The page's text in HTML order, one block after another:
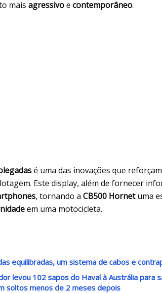
mais agressivoe contemporâneo.
é uma das inovações que
Este display, além de fornecer
, tornando a CB500 Hornetuma
em uma motocicleta.
equilibradas, um sistema de cabos e
levou 102 sapos do Havaí à Austrália para
soltos menos de 2 meses depois